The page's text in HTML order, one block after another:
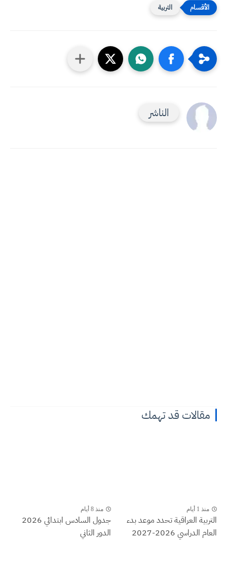
التربية
الناشر
مقالات قد تهمك
منذ 1 أيام
التربية العراقية تحدد موعد بدء
العام الدراسي 2026-2027
منذ 8 أيام
جدول السادس ابتدائي 2026
الدور الثاني